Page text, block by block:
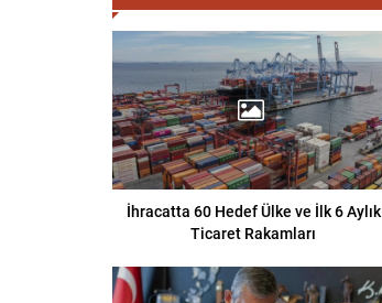
İhracatta 60 Hedef Ülke ve İlk 6 Aylık
Ticaret Rakamları